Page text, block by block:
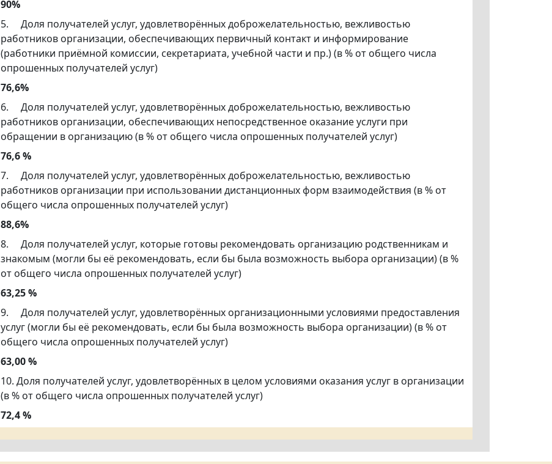
90%
5. Доля получателей услуг, удовлетворённых доброжелательностью, вежливостью
работников организации, обеспечивающих первичный контакт и информирование
(работники приёмной комиссии, секретариата, учебной части и пр.) (в % от общего числа
опрошенных получателей услуг)
76,6%
6. Доля получателей услуг, удовлетворённых доброжелательностью, вежливостью
работников организации, обеспечивающих непосредственное оказание услуги при
обращении в организацию (в % от общего числа опрошенных получателей услуг)
76,6 %
7. Доля получателей услуг, удовлетворённых доброжелательностью, вежливостью
работников организации при использовании дистанционных форм взаимодействия (в % от
общего числа опрошенных получателей услуг)
88,6%
8. Доля получателей услуг, которые готовы рекомендовать организацию родственникам и
знакомым (могли бы её рекомендовать, если бы была возможность выбора организации) (в %
от общего числа опрошенных получателей услуг)
63,25 %
9. Доля получателей услуг, удовлетворённых организационными условиями предоставления
услуг (могли бы её рекомендовать, если бы была возможность выбора организации) (в % от
общего числа опрошенных получателей услуг)
63,00 %
10. Доля получателей услуг, удовлетворённых в целом условиями оказания услуг в организации
(в % от общего числа опрошенных получателей услуг)
72,4 %